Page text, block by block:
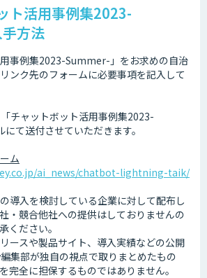
ト活用事例集2023-
方法
用事例集2023-Summer-」をお求めの自治
ンク先のフォームに必要事項を記入して
チャットボット活用事例集2023-
て送付させていただきます。
ム
ai_news/chatbot-lightning-taik/
導入を検討している企業に対して配布し
・競合他社への提供はしておりませんの
ください。
ースや製品サイト、導入実績などの公開
集部が独自の視点で取りまとめたもの
完全に担保するものではありません。